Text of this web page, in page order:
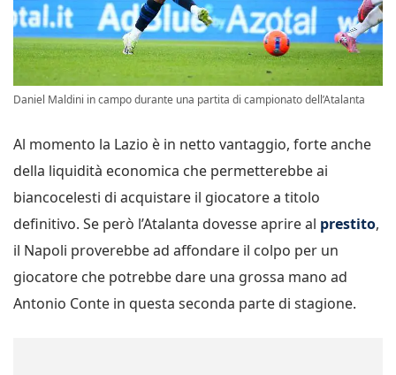
Daniel Maldini in campo durante una partita di campionato dell’Atalanta
Al momento la Lazio è in netto vantaggio, forte anche
della liquidità economica che permetterebbe ai
biancocelesti di acquistare il giocatore a titolo
definitivo. Se però l’Atalanta dovesse aprire al prestito,
il Napoli proverebbe ad affondare il colpo per un
giocatore che potrebbe dare una grossa mano ad
Antonio Conte in questa seconda parte di stagione.